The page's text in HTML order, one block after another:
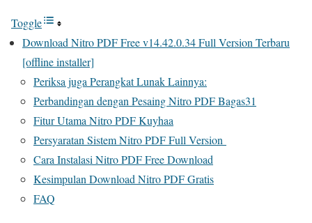
Toggle
Download Nitro PDF Free v14.42.0.34 Full Version Terbaru
[offline installer]
Periksa juga Perangkat Lunak Lainnya:
Perbandingan dengan Pesaing Nitro PDF Bagas31
Fitur Utama Nitro PDF Kuyhaa
Persyaratan Sistem Nitro PDF Full Version
Cara Instalasi Nitro PDF Free Download
Kesimpulan Download Nitro PDF Gratis
FAQ